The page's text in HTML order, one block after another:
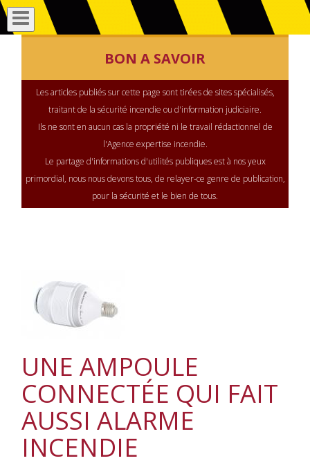
BON A SAVOIR
Les articles publiés sur cette page sont tirées de sites spécialisés,
traitant de la sécurité incendie ou d'information judiciaire.
Ils ne sont en aucun cas la propriété ni le travail rédactionnel de
l'Agence expertise incendie.
Le partage d'informations d'utilités publiques est à nos yeux
primordial, nous nous devons tous, de relayer-ce genre de publication,
pour la sécurité et le bien de tous.
UNE AMPOULE
CONNECTÉE QUI FAIT
AUSSI ALARME
INCENDIE